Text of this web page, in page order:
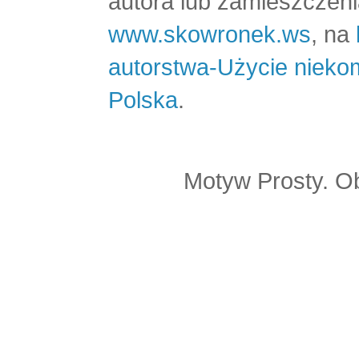
www.skowronek.ws, na
autorstwa-Użycie
Polska.
Motyw Prosty.